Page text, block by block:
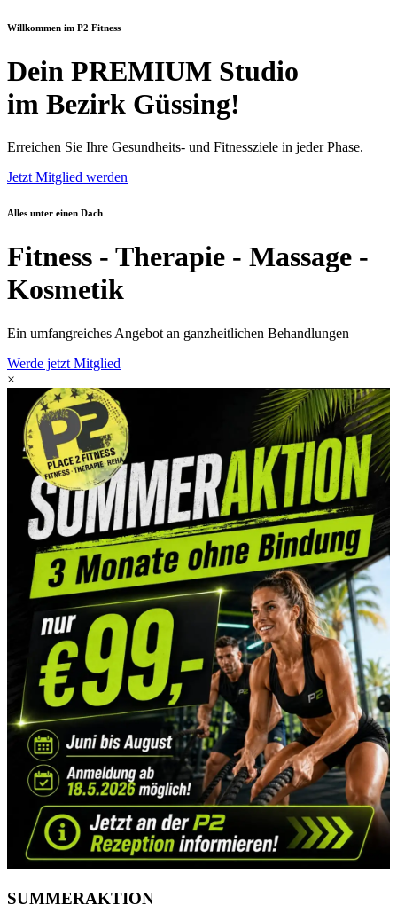
Willkommen im P2 Fitness
Dein PREMIUM Studio
im Bezirk Güssing!
Erreichen Sie Ihre Gesundheits- und Fitnessziele in jeder Phase.
Jetzt Mitglied werden
Alles unter einen Dach
Fitness - Therapie - Massage -
Kosmetik
Ein umfangreiches Angebot an ganzheitlichen Behandlungen
Werde jetzt Mitglied
×
SUMMERAKTION